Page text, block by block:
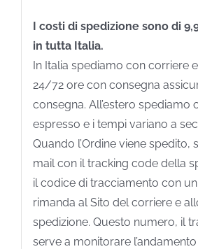
I costi di spedizione sono di
in tutta Italia.
In Italia spediamo con corriere
24/72 ore con consegna
consegna. All’estero spediamo
espresso e i tempi variano a
Quando l’Ordine viene spedito,
mail con il tracking code della
il codice di tracciamento con
rimanda al Sito del corriere e
spedizione. Questo numero, il
serve a monitorare